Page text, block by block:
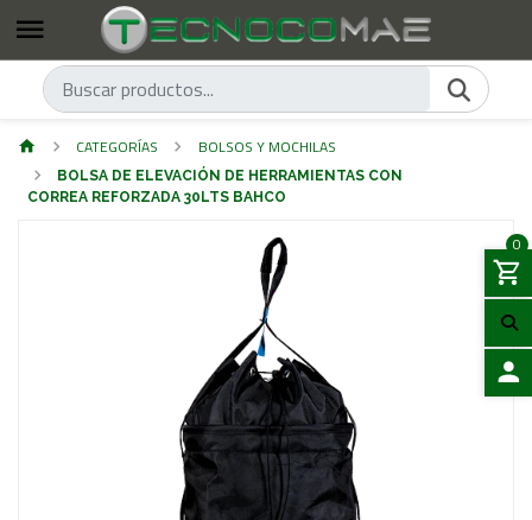
0
CATEGORÍAS BOLSOS Y MOCHILAS
BOLSA DE ELEVACIÓN DE HERRAMIENTAS CON
CORREA REFORZADA 30LTS BAHCO